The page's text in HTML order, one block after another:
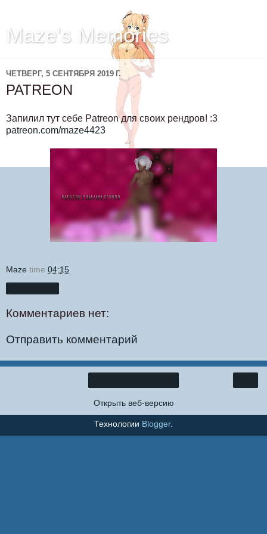
Maze's Memories
ЧЕТВЕРГ, 5 СЕНТЯБРЯ 2019 Г.
PATREON
Запилил тут себе Patreon для своих рендров! :3
patreon.com/maze4423
Maze time 04:15
Комментариев нет:
Отправить комментарий
Открыть веб-версию
Технологии Blogger.